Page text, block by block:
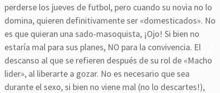
perderse los jueves de futbol, pero cuando su novia no lo
domina, quieren definitivamente ser «domesticados». No
es que quieran una sado-masoquista, ¡Ojo! Si bien no
estaría mal para sus planes, NO para la convivencia. El
descanso al que se refieren después de su rol de «Macho
lider», al liberarte a gozar. No es necesario que sea
durante el sexo, si bien no viene mal (no lo descartes!),